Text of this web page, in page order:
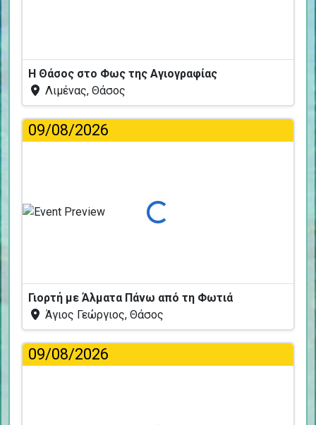
Η Θάσος στο Φως της Αγιογραφίας
Λιμένας, Θάσος
09/08/2026
Φόρτωση...
Γιορτή με Άλματα Πάνω από τη Φωτιά
Άγιος Γεώργιος, Θάσος
09/08/2026